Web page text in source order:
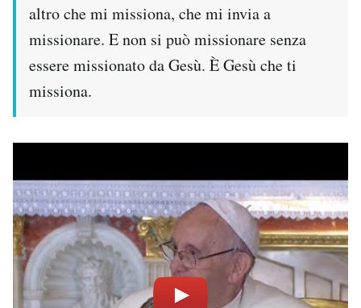
altro che mi missiona, che mi invia a
missionare. E non si può missionare senza
essere missionato da Gesù. È Gesù che ti
missiona.